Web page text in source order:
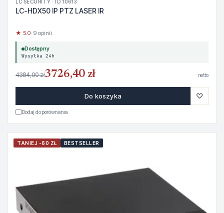
LC SECURITY · ID 10613
LC-HDX50 IP PTZ LASER IR
★ 5.0· 9 opinii
Dostępny
Wysyłka 24h
4384,00 zł3726,40 zł netto
Do koszyka ♡
Dodaj do porównania
TANIEJ -60 ZŁ BESTSELLER